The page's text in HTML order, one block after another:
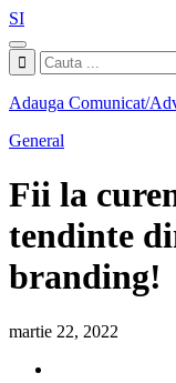
SI
Adauga Comunicat/
General
Fii la
tendinte
branding!
martie 22, 2022